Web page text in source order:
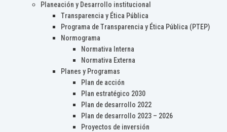
Planeación y Desarrollo institucional
Transparencia y Ética Pública
Programa de Transparencia y Ética Pública (PTEP)
Normograma
Normativa Interna
Normativa Externa
Planes y Programas
Plan de acción
Plan estratégico 2030
Plan de desarrollo 2022
Plan de desarrollo 2023 – 2026
Proyectos de inversión